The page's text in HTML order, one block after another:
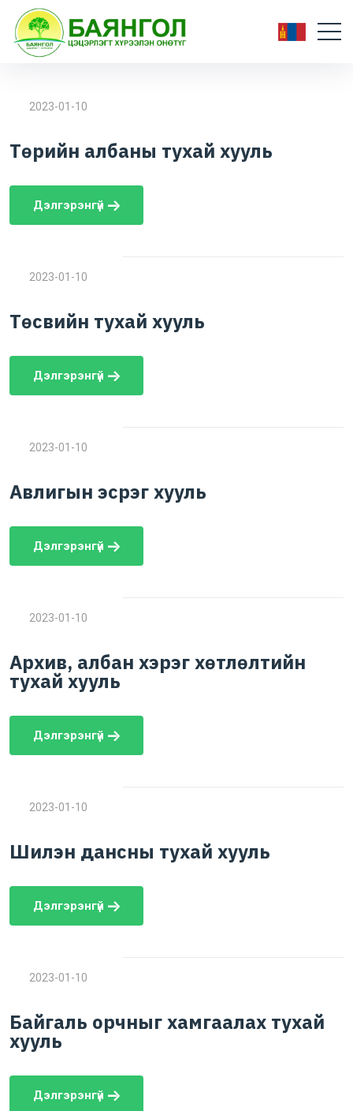
2023-01-10
Төрийн албаны тухай хууль
Дэлгэрэнгүй
2023-01-10
Төсвийн тухай хууль
Дэлгэрэнгүй
2023-01-10
Авлигын эсрэг хууль
Дэлгэрэнгүй
2023-01-10
Архив, албан хэрэг хөтлөлтийн
тухай хууль
Дэлгэрэнгүй
2023-01-10
Шилэн дансны тухай хууль
Дэлгэрэнгүй
2023-01-10
Байгаль орчныг хамгаалах тухай
хууль
Дэлгэрэнгүй